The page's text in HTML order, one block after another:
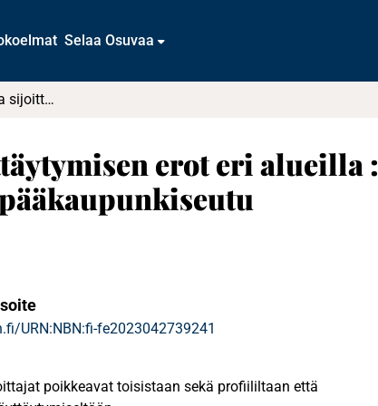
Selaa Osuvaa
Asuntosijoittajien ja sijoittajakäyttäytymisen erot eri alueilla : Tarkastelussa Vaasa, Seinäjoki ja pääkaupunkiseutu
erot eri alueilla :
URN:NBN:fi-fe2023042739241
poikkeavat toisistaan sekä profiililtaan että